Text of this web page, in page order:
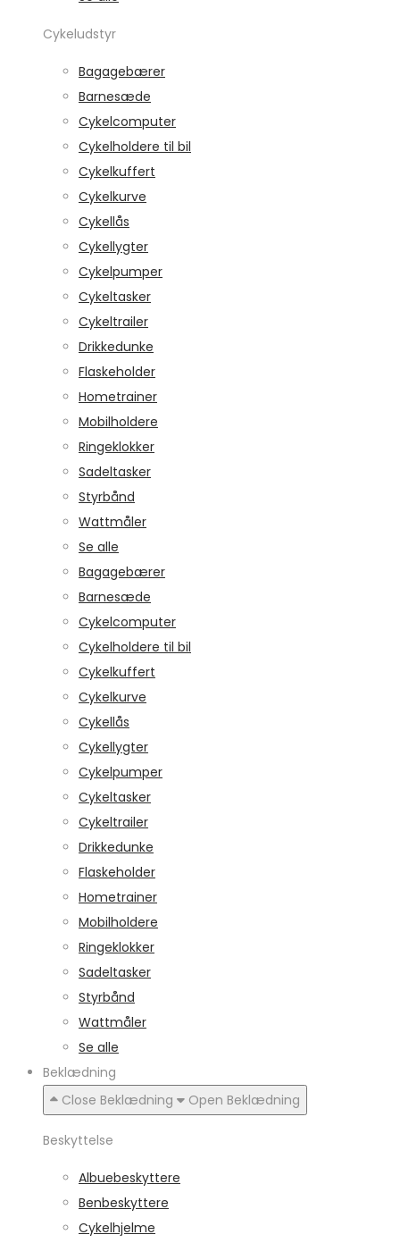
Cykeludstyr
Bagagebærer
Barnesæde
Cykelcomputer
Cykelholdere til bil
Cykelkuffert
Cykelkurve
Cykellås
Cykellygter
Cykelpumper
Cykeltasker
Cykeltrailer
Drikkedunke
Flaskeholder
Hometrainer
Mobilholdere
Ringeklokker
Sadeltasker
Styrbånd
Wattmåler
Se alle
Bagagebærer
Barnesæde
Cykelcomputer
Cykelholdere til bil
Cykelkuffert
Cykelkurve
Cykellås
Cykellygter
Cykelpumper
Cykeltasker
Cykeltrailer
Drikkedunke
Flaskeholder
Hometrainer
Mobilholdere
Ringeklokker
Sadeltasker
Styrbånd
Wattmåler
Se alle
Beklædning
Close Beklædning
Open Beklædning
Beskyttelse
Albuebeskyttere
Benbeskyttere
Cykelhjelme